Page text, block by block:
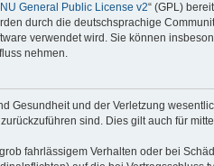
General Public License v2“ (GPL)
durch die deutschsprachige
verwendet wird. Sie können
nehmen.
Gesundheit und der Verletzung
sind. Dies gilt auch für
fahrlässigem Verhalten oder bei